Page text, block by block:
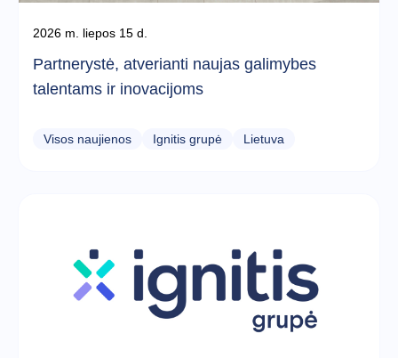
2026 m. liepos 15 d.
Partnerystė, atverianti naujas galimybes
talentams ir inovacijoms
Visos naujienos Ignitis grupė Lietuva